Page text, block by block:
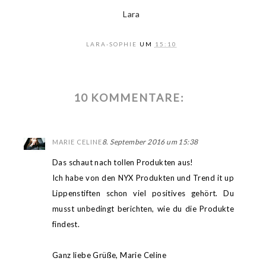
Lara
LARA-SOPHIE UM 15:10
10 KOMMENTARE:
MARIE CELINE8. September 2016 um 15:38
Das schaut nach tollen Produkten aus!
Ich habe von den NYX Produkten und Trend it up
Lippenstiften schon viel positives gehört. Du
musst unbedingt berichten, wie du die Produkte
findest.
Ganz liebe Grüße, Marie Celine